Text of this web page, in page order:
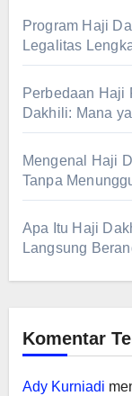
Program Haji
Legalitas
Perbedaan Haji
Dakhili: Mana
Mengenal Haji
Tanpa
Apa Itu Haji
Langsung
Komentar
Ady Kurniadi